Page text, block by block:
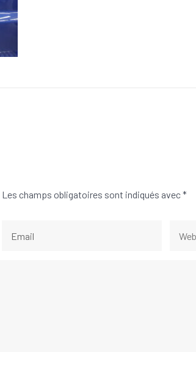
Les champs obligatoires sont indiqués avec*